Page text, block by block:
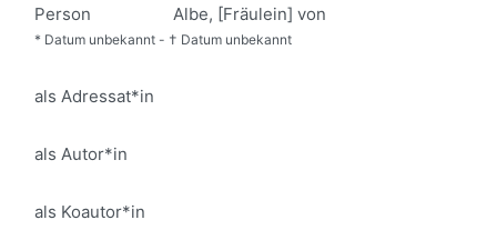
Person Albe, [Fräulein] von
* Datum unbekannt - † Datum unbekannt
als Adressat*in
als Autor*in
als Koautor*in